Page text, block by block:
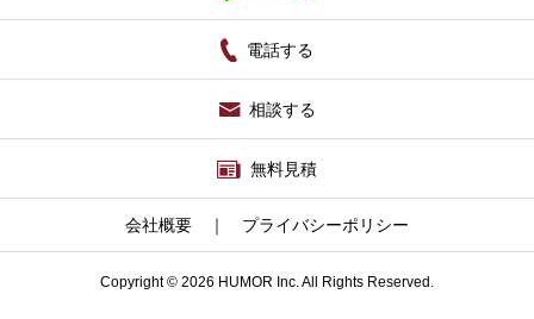
電話する
相談する
無料見積
会社概要 ｜ プライバシーポリシー
Copyright © 2026 HUMOR Inc. All Rights Reserved.